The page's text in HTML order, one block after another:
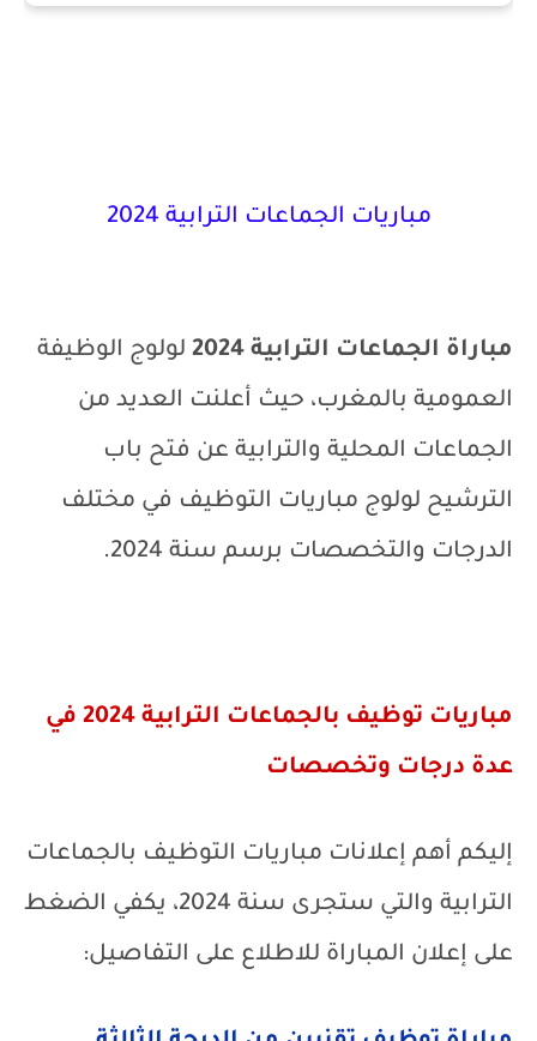
مباريات الجماعات الترابية 2024
مباراة الجماعات الترابية 2024
لولوج الوظيفة
العمومية بالمغرب، حيث أعلنت العديد من
الجماعات المحلية والترابية عن فتح باب
الترشيح لولوج مباريات التوظيف في مختلف
الدرجات والتخصصات برسم سنة 2024.
مباريات توظيف بالجماعات الترابية 2024 في
عدة درجات وتخصصات
إليكم أهم إعلانات مباريات التوظيف بالجماعات
الترابية والتي ستجرى سنة 2024، يكفي الضغط
على إعلان المباراة للاطلاع على التفاصيل: